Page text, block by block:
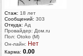
Стаж: 18 лет
Сообщений: 303
Откуда: Ад
Провайдер: Дом.ru
Пол: Otoko (M)
Он-лайн: Нет
Карма: 0.00